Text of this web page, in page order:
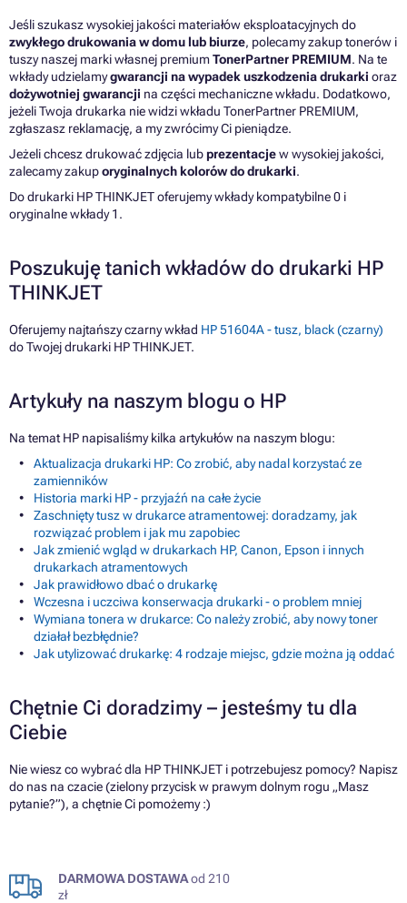
Jeśli szukasz wysokiej jakości materiałów eksploatacyjnych do
zwykłego drukowania w domu lub biurze, polecamy zakup tonerów i
tuszy naszej marki własnej premiumTonerPartner PREMIUM. Na te
wkłady udzielamygwarancji na wypadek uszkodzenia drukarki oraz
dożywotniej gwarancji na części mechaniczne wkładu. Dodatkowo,
jeżeli Twoja drukarka nie widzi wkładu TonerPartner PREMIUM,
zgłaszasz reklamację, a my zwrócimy Ci pieniądze.
Jeżeli chcesz drukować zdjęcia lubprezentacjew wysokiej jakości,
zalecamy zakuporyginalnych kolorów do drukarki.
Do drukarki HP THINKJET oferujemy wkłady kompatybilne 0 i
oryginalne wkłady 1.
Poszukuję tanich wkładów do drukarki HP
THINKJET
Oferujemy najtańszy czarny wkład HP 51604A - tusz, black (czarny)
do Twojej drukarki HP THINKJET.
Artykuły na naszym blogu o HP
Na temat HP napisaliśmy kilka artykułów na naszym blogu:
Aktualizacja drukarki HP: Co zrobić, aby nadal korzystać ze
zamienników
Historia marki HP - przyjaźń na całe życie
Zaschnięty tusz w drukarce atramentowej: doradzamy, jak
rozwiązać problem i jak mu zapobiec
Jak zmienić wgląd w drukarkach HP, Canon, Epson i innych
drukarkach atramentowych
Jak prawidłowo dbać o drukarkę
Wczesna i uczciwa konserwacja drukarki - o problem mniej
Wymiana tonera w drukarce: Co należy zrobić, aby nowy toner
działał bezbłędnie?
Jak utylizować drukarkę: 4 rodzaje miejsc, gdzie można ją oddać
Chętnie Ci doradzimy – jesteśmy tu dla
Ciebie
Nie wiesz co wybrać dla HP THINKJET i potrzebujesz pomocy? Napisz
do nas na czacie (zielony przycisk w prawym dolnym rogu „Masz
pytanie?”), a chętnie Ci pomożemy :)
DARMOWA DOSTAWAod 210
zł